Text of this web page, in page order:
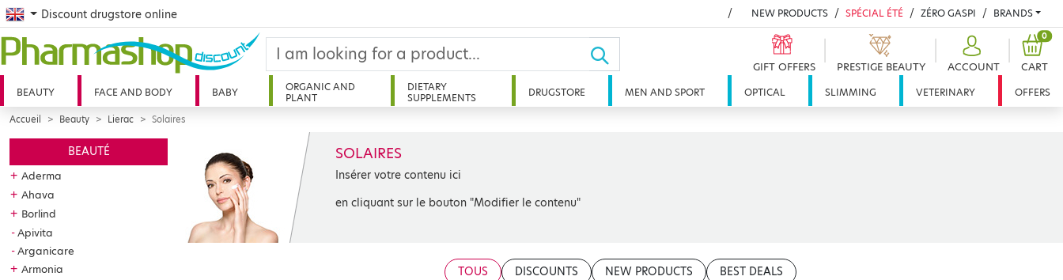
English
Discount drugstore online NEW PRODUCTS SPÉCIAL ÉTÉ ZÉRO GASPI BRANDS
GIFT OFFERS PRESTIGE BEAUTY ACCOUNT CART
0
BEAUTY FACE AND BODY BABY
ORGANIC AND
PLANT
DIETARY
SUPPLEMENTS
DRUGSTORE MEN AND SPORT OPTICAL SLIMMING VETERINARY OFFERS
Accueil Beauty Lierac Solaires
BEAUTÉ
+ Aderma
+ Ahava
+ Borlind
Apivita
Arganicare
+ Armonia
SOLAIRES
Insérer votre contenu ici
en cliquant sur le bouton "Modifier le contenu"
TOUS DISCOUNTS NEW PRODUCTS BEST DEALS